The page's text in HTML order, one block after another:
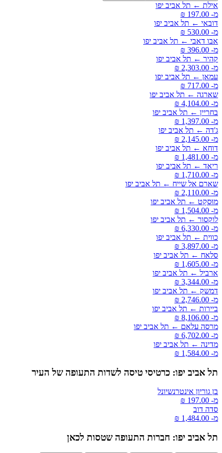
אילת ← תל אביב יפו
מ- ‏197.00 ‏₪
דובאי ← תל אביב יפו
מ- ‏530.00 ‏₪
אבו דאבי ← תל אביב יפו
מ- ‏396.00 ‏₪
קהיר ← תל אביב יפו
מ- ‏2,303.00 ‏₪
עמאן ← תל אביב יפו
מ- ‏717.00 ‏₪
שארגה ← תל אביב יפו
מ- ‏4,104.00 ‏₪
בחריין ← תל אביב יפו
מ- ‏1,397.00 ‏₪
ג'דה ← תל אביב יפו
מ- ‏2,145.00 ‏₪
דוחא ← תל אביב יפו
מ- ‏1,481.00 ‏₪
ריאד ← תל אביב יפו
מ- ‏1,710.00 ‏₪
שארם אל שייח ← תל אביב יפו
מ- ‏2,110.00 ‏₪
מוּסקָט ← תל אביב יפו
מ- ‏1,504.00 ‏₪
לוקסור ← תל אביב יפו
מ- ‏6,330.00 ‏₪
כווית ← תל אביב יפו
מ- ‏3,897.00 ‏₪
סלאח ← תל אביב יפו
מ- ‏1,605.00 ‏₪
ארביל ← תל אביב יפו
מ- ‏3,344.00 ‏₪
דמשק ← תל אביב יפו
מ- ‏2,746.00 ‏₪
ביירות ← תל אביב יפו
מ- ‏8,106.00 ‏₪
מרסה עלאם ← תל אביב יפו
מ- ‏6,702.00 ‏₪
מדינה ← תל אביב יפו
מ- ‏1,584.00 ‏₪
תל אביב יפו: כרטיסי טיסה לשדות התעופה של העיר
בן גוריון אינטרנשיונל
מ- ‏197.00 ‏₪
סדה דוב
מ- ‏1,484.00 ‏₪
תל אביב יפו: חברות התעופה שטסות לכאן